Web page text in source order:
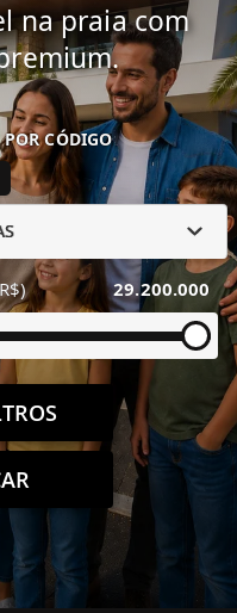
na praia com
POR CÓDIGO
29.200.000